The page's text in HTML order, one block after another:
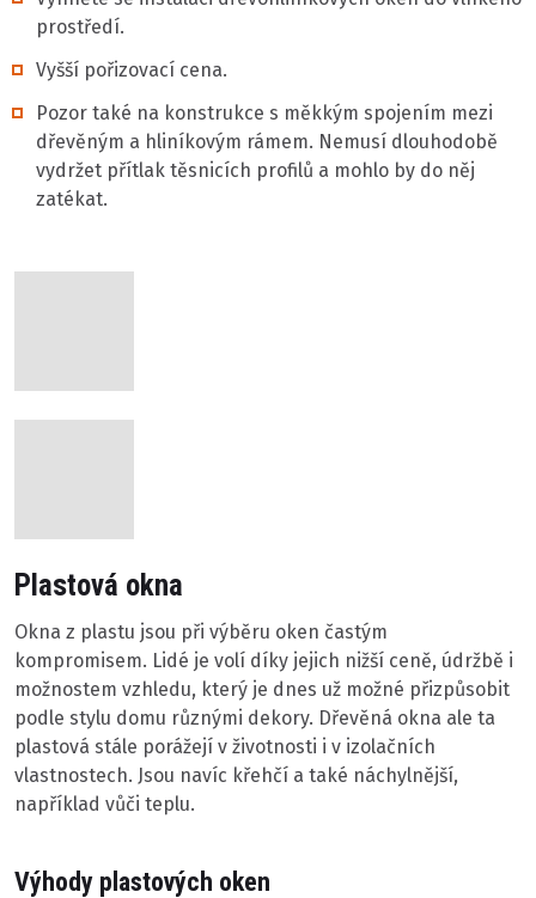
prostředí.
Vyšší pořizovací cena.
Pozor také na konstrukce s měkkým spojením mezi
dřevěným a hliníkovým rámem. Nemusí dlouhodobě
vydržet přítlak těsnicích profilů a mohlo by do něj
zatékat.
Plastová okna
Okna z plastu jsou při výběru oken častým
kompromisem. Lidé je volí díky jejich nižší ceně, údržbě i
možnostem vzhledu, který je dnes už možné přizpůsobit
podle stylu domu různými dekory. Dřevěná okna ale ta
plastová stále porážejí v životnosti i v izolačních
vlastnostech. Jsou navíc křehčí a také náchylnější,
například vůči teplu.
Výhody plastových oken